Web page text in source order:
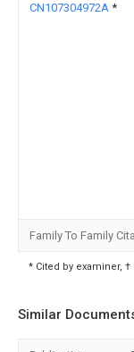
CN107304972A *
Family To Family
* Cited by examiner,
Similar